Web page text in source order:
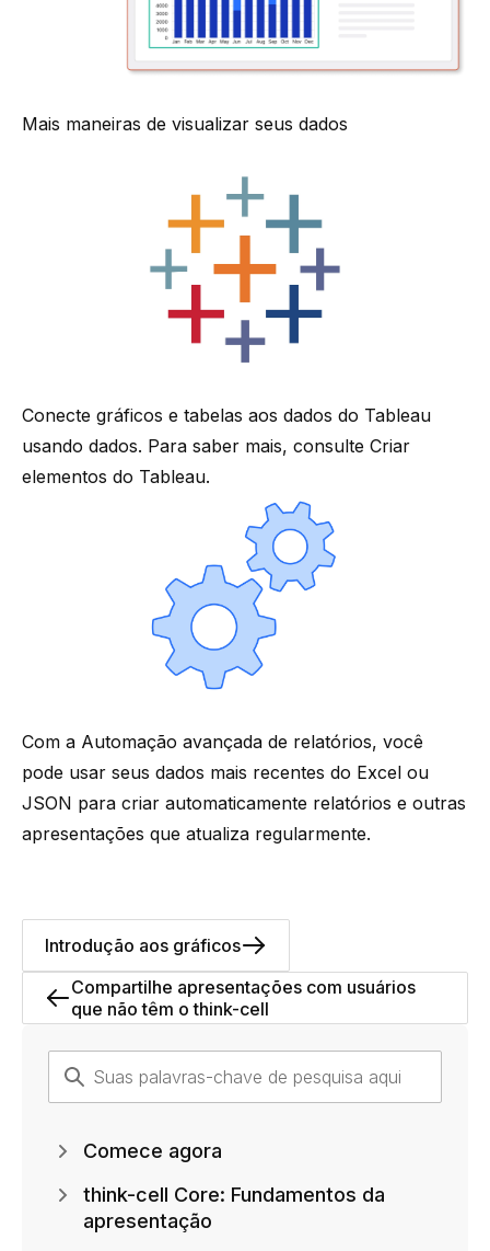
Mais maneiras de visualizar seus dados
Conecte gráficos e tabelas aos dados do Tableau
usando dados. Para saber mais, consulte Criar
elementos do Tableau.
Com a Automação avançada de relatórios, você
pode usar seus dados mais recentes do Excel ou
JSON para criar automaticamente relatórios e outras
apresentações que atualiza regularmente.
Compartilhe apresentações com usuários
que não têm o think-cell
Introdução aos gráficos
Comece agora
think-cell Core: Fundamentos da
apresentação